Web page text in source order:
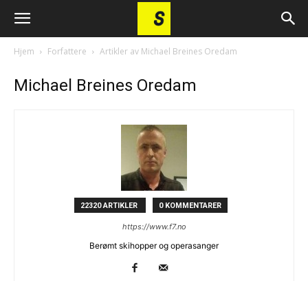
Hjem Forfattere Artikler av Michael Breines Oredam
Michael Breines Oredam
22320 ARTIKLER 0 KOMMENTARER
https://www.f7.no
Berømt skihopper og operasanger